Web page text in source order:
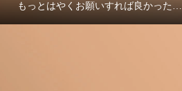
もっとはやくお願いすれば良かった…